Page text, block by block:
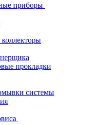
приборы
прокладки
системы